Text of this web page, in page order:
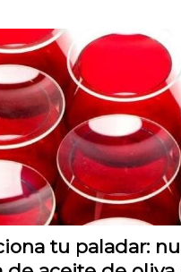
tu paladar: